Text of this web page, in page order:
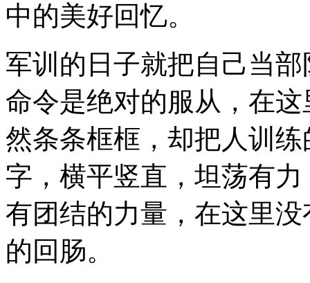
中的美好回忆。
军训的日子就把自己当
命令是绝对的服从，在
然条条框框，却把人训
字，横平竖直，坦荡有
有团结的力量，在这里
的回肠。